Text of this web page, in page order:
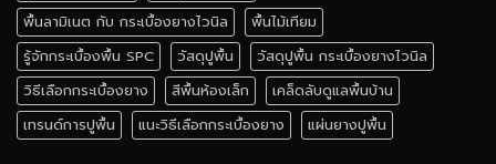
พื้นลามิเนต กับ กระเบื้องยางไวนิล
พื้นไม้เทียม
รู้จักกระเบื้องพื้น SPC
วัสดุปูพื้น
วัสดุปูพื้น กระเบื้องยางไวนิล
วิธีเลือกกระเบื้องยาง
สีพื้นห้องเล็ก
เคล็ดลับดูแลพื้นบ้าน
เทรนด์การปูพื้น
แนะวิธีเลือกกระเบื้องยาง แผ่นยางปูพื้น